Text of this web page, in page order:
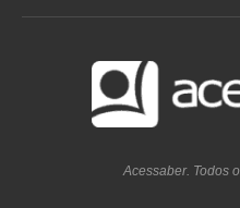
Acessaber. Todos